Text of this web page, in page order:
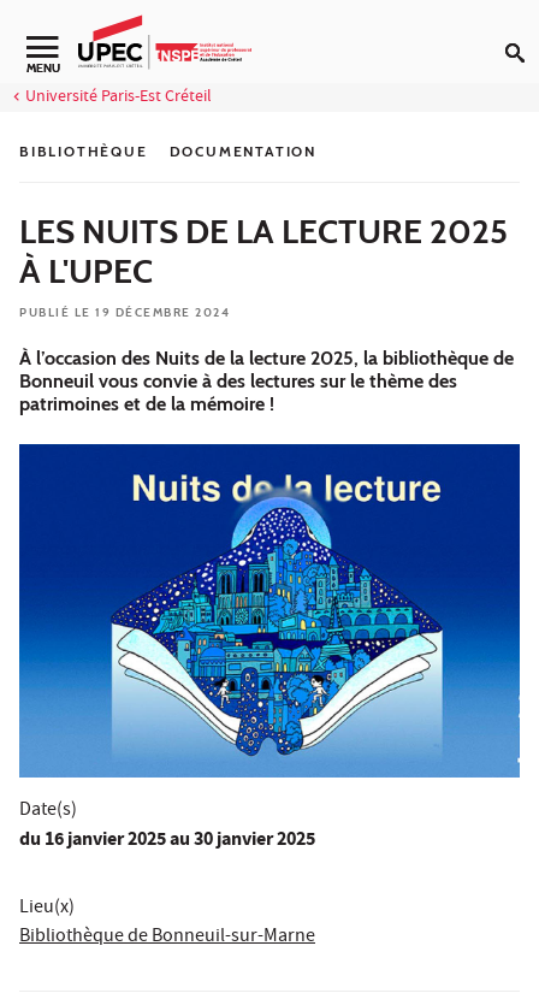
Aller au contenu
Navigation secondaire
MENU
Université Paris-Est Créteil
BIBLIOTHÈQUE DOCUMENTATION
LES NUITS DE LA LECTURE 2025
À L'UPEC
PUBLIÉ LE 19 DÉCEMBRE 2024
À l’occasion des Nuits de la lecture 2025, la bibliothèque de
Bonneuil vous convie à des lectures sur le thème des
patrimoines et de la mémoire !
Date(s)
du 16 janvier 2025au 30 janvier 2025
Lieu(x)
Bibliothèque de Bonneuil-sur-Marne